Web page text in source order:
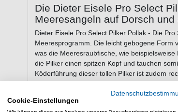
Die Dieter Eisele Pro Select
Meeresangeln auf Dorsch
Dieter Eisele Pro Select Pilker Pollak - Die
Meeresprogramm. Die leicht gebogene Form
was die Meeresraubfische, wie
die Pilker einen spitzen Kopf und tauchen
Köderführung dieser tollen Pilker ist zudem
eingehaucht, was die Meeresfische lieben.
wodurch sie beim Fischen in flachen
oder Norwegen eingesetzt werden können.
Cookie-Einstellungen